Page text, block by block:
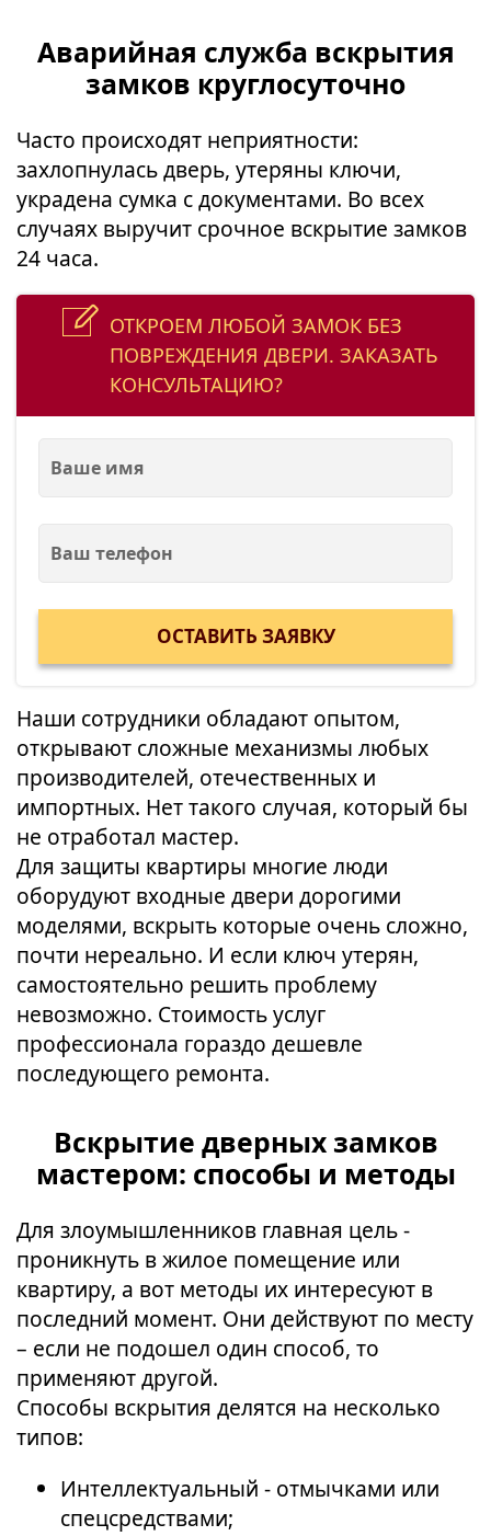
Аварийная служба вскрытия
замков круглосуточно
Часто происходят неприятности:
захлопнулась дверь, утеряны ключи,
украдена сумка с документами. Во всех
случаях выручит срочное вскрытие замков
24 часа.
ОТКРОЕМ ЛЮБОЙ ЗАМОК БЕЗ
ПОВРЕЖДЕНИЯ ДВЕРИ. ЗАКАЗАТЬ
КОНСУЛЬТАЦИЮ?
Наши сотрудники обладают опытом,
открывают сложные механизмы любых
производителей, отечественных и
импортных. Нет такого случая, который бы
не отработал мастер.
Для защиты квартиры многие люди
оборудуют входные двери дорогими
моделями, вскрыть которые очень сложно,
почти нереально. И если ключ утерян,
самостоятельно решить проблему
невозможно. Стоимость услуг
профессионала гораздо дешевле
последующего ремонта.
Вскрытие дверных замков
мастером: способы и методы
Для злоумышленников главная цель -
проникнуть в жилое помещение или
квартиру, а вот методы их интересуют в
последний момент. Они действуют по месту
– если не подошел один способ, то
применяют другой.
Способы вскрытия делятся на несколько
типов:
Интеллектуальный - отмычками или
спецсредствами;